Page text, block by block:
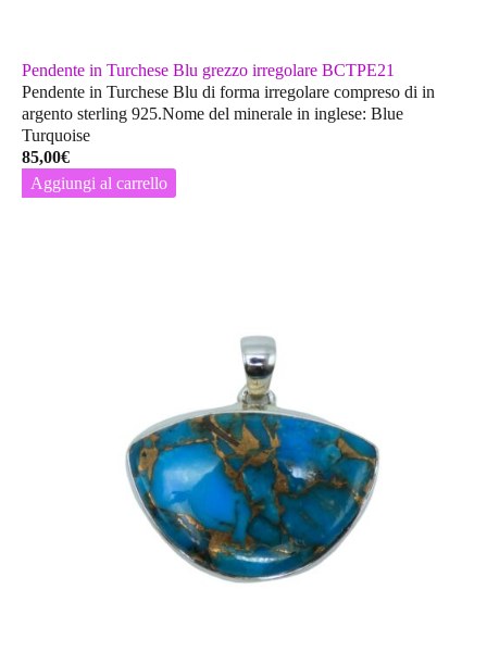
Pendente in Turchese Blu grezzo irregolare BCTPE21
Pendente in Turchese Blu di forma irregolare compreso di in
argento sterling 925.Nome del minerale in inglese: Blue
Turquoise
85,00€
Aggiungi al carrello